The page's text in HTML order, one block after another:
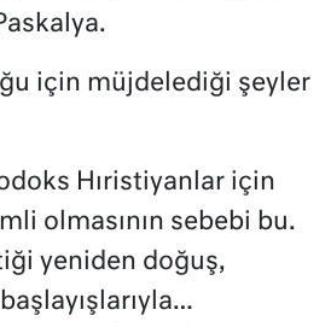
için müjdelediği şeyler
Hıristiyanlar için
olmasının sebebi bu.
yeniden doğuş,